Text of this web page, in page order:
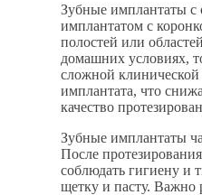
Зубные имплантаты с
имплантатом с
полостей или
домашних условиях,
сложной клинической
имплантата, что
качество
Зубные имплантаты
После
соблюдать гигиену и
щетку и пасту. Важно